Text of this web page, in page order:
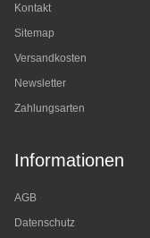
Kontakt
Sitemap
Versandkosten
Newsletter
Zahlungsarten
Informationen
AGB
Datenschutz